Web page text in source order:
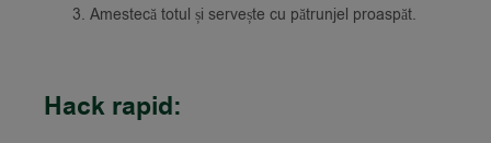
Amestecă totul și servește cu pătrunjel proaspăt.
Hack rapid: